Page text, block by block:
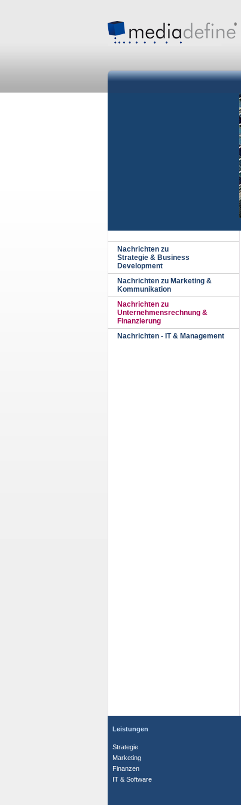
Nachrichten zu
Strategie & Business
Development
Nachrichten zu Marketing &
Kommunikation
Nachrichten zu
Unternehmensrechnung &
Finanzierung
Nachrichten - IT & Management
Leistungen
Strategie
Marketing
Finanzen
IT & Software